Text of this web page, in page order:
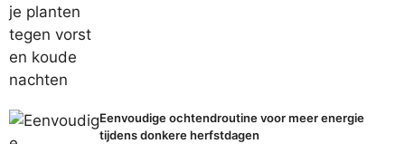
Eenvoudige ochtendroutine voor meer energie
tijdens donkere herfstdagen